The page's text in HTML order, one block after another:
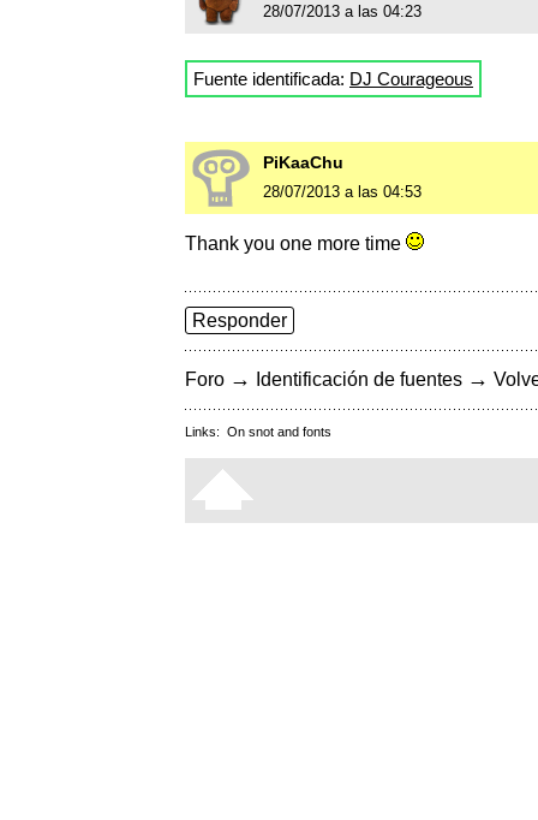
28/07/2013 a las 04:23
Fuente identificada: DJ Courageous
PiKaaChu
28/07/2013 a las 04:53
Thank you one more time
Responder
Foro → Identificación de fuentes →
Links: On snot and fonts